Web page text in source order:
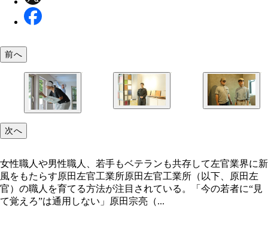
前へ
次へ
女性職人や男性職人、若手もベテランも共存して左官業界に新
風をもたらす原田左官工業所原田左官工業所（以下、原田左
官）の職人を育てる方法が注目されている。「今の若者に“見
て覚えろ”は通用しない」原田宗亮（...